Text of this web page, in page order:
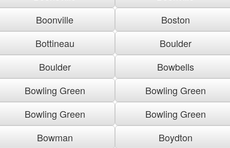
Boonville
Boston
Bottineau
Boulder
Boulder
Bowbells
Bowling Green
Bowling Green
Bowling Green
Bowling Green
Bowman
Boydton